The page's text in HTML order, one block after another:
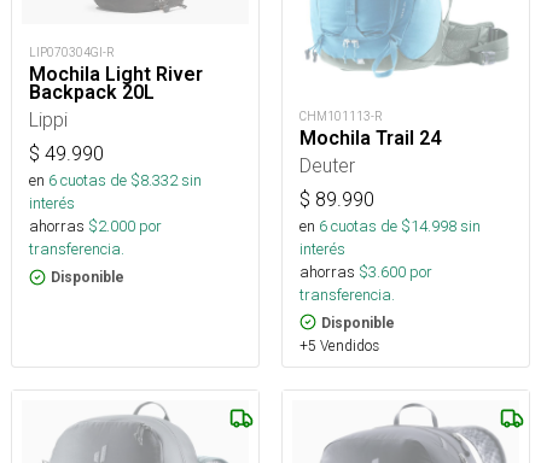
LIP070304GI-R
Mochila Light River
Backpack 20L
Lippi
$ 49.990
en 6cuotas de $8.332sin
interés
ahorras $2.000 por
transferencia.
Disponible
CHM101113-R
Mochila Trail 24
Deuter
$ 89.990
en 6cuotas de $14.998sin
interés
ahorras $3.600 por
transferencia.
Disponible
+5 Vendidos